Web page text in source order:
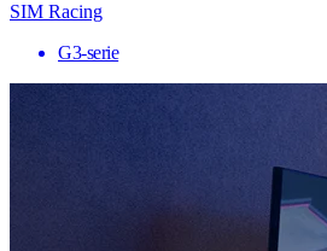
SIM Racing
G3-serie